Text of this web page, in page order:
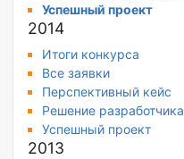
Успешный проект
2014
Итоги конкурса
Все заявки
Перспективный кейс
Решение разработчика
Успешный проект
2013